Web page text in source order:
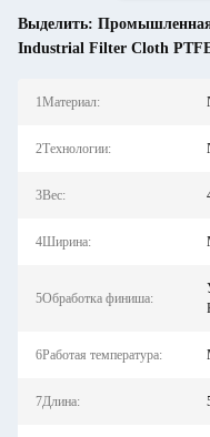
Выделить: Промышленная
Industrial Filter Cloth
1Материал:
2Технологии:
3Вес:
4Ширина:
5Обработка финиша:
6Работая температура:
7Длина: